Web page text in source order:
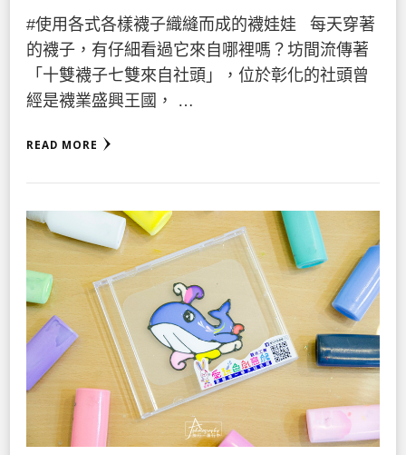
#使用各式各樣襪子織縫而成的襪娃娃 每天穿著
的襪子，有仔細看過它來自哪裡嗎？坊間流傳著
「十雙襪子七雙來自社頭」，位於彰化的社頭曾
經是襪業盛興王國， …
READ MORE